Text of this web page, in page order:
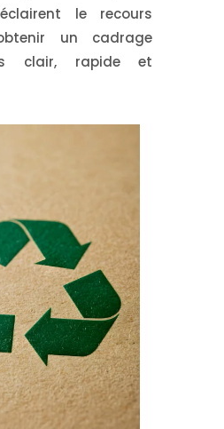
le recours
un cadrage
clair, rapide et